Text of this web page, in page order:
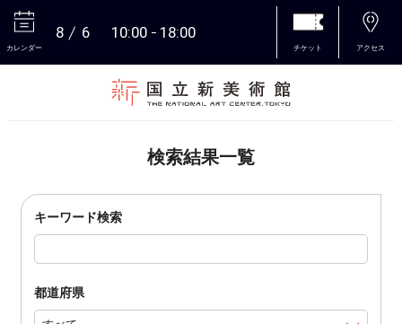
カレンダー
8 6 10:00 18:00
チケット アクセス
検索結果一覧
キーワード検索
都道府県